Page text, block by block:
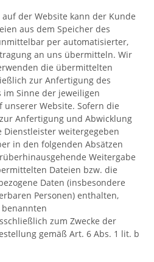
der Website kann der Kunde
aus dem Speicher des
per automatisierter,
an uns übermitteln. Wir
die übermittelten
zur Anfertigung des
Sinne der jeweiligen
Website. Sofern die
Anfertigung und Abwicklung
weitergegeben
in den folgenden Absätzen
Weitergabe
Dateien bzw. die
Daten (insbesondere
Personen) enthalten,
zum Zwecke der
gemäß Art. 6 Abs. 1 lit. b